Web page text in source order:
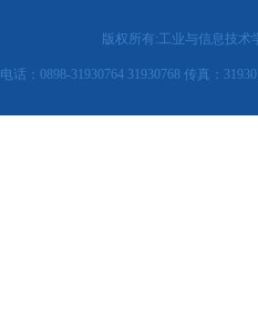
版权所有:工业与信息技
电话：0898-31930764 31930768 传真：